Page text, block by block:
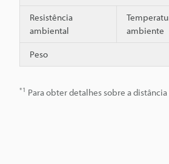
Resistência
ambiental
ambiente
Peso
*1 Para obter detalhes sobre a